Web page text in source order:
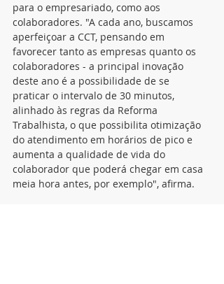
para o empresariado, como aos
colaboradores. "A cada ano, buscamos
aperfeiçoar a CCT, pensando em
favorecer tanto as empresas quanto os
colaboradores - a principal inovação
deste ano é a possibilidade de se
praticar o intervalo de 30 minutos,
alinhado às regras da Reforma
Trabalhista, o que possibilita otimização
do atendimento em horários de pico e
aumenta a qualidade de vida do
colaborador que poderá chegar em casa
meia hora antes, por exemplo", afirma.